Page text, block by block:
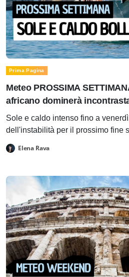
Prima Pagina
Meteo PROSSIMA
africano dominerà
Sole e caldo intenso fino a
dell'instabilità per il prossimo fine
Elena Rava